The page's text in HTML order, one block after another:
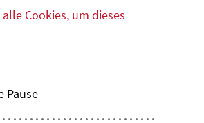
Cookies, um dieses
Pause